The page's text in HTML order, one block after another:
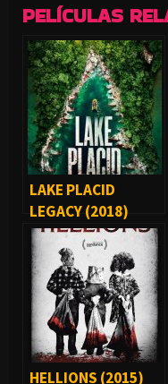
PELÍCULAS
LAKE PLACID
LEGACY (2018)
HELLIONS (2015)